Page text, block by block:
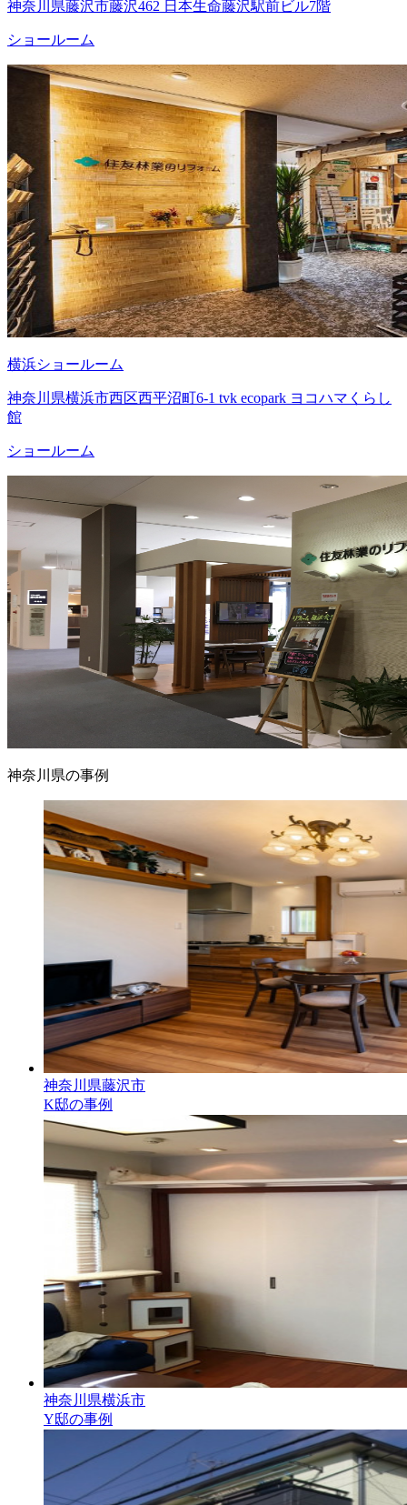
神奈川県藤沢市藤沢462 日本生命藤沢駅前ビル7階
ショールーム
横浜ショールーム
神奈川県横浜市西区西平沼町6-1 tvk ecopark ヨコハマくらし
館
ショールーム
神奈川県の事例
神奈川県藤沢市
K邸の事例
神奈川県横浜市
Y邸の事例